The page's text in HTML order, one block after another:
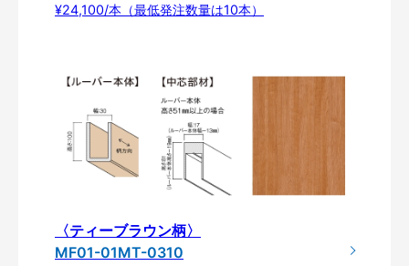
¥24,100/本（最低発注数量は10本）
〈ティーブラウン柄〉
MF01-01MT-0310